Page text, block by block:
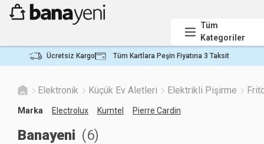
Tüm
Kategoriler
Ücretsiz Kargo Tüm Kartlara Peşin Fiyatına 3 Taksit
Elektronik Küçük Ev Aletleri Elektrikli Pişirme
Marka Electrolux Kumtel Pierre Cardin
Banayeni (6)